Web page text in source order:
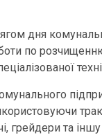
дня
по
грейдери та